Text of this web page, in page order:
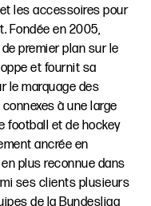
les accessoires pour
Fondée en 2005,
premier plan sur le
et fournit sa
le marquage des
à une large
football et de hockey
ancrée en
plus reconnue dans
ses clients plusieurs
de la Bundesliga